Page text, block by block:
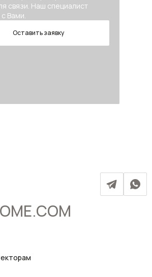
связи. Наш специалист
Вами.
Оставить заявку